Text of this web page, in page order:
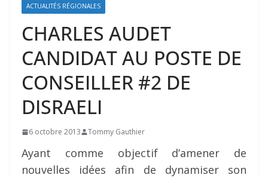
ACTUALITÉS RÉGIONALES
CHARLES AUDET
CANDIDAT AU POSTE DE
CONSEILLER #2 DE
DISRAELI
6 octobre 2013 Tommy Gauthier
Ayant comme objectif d’amener de
nouvelles idées afin de dynamiser son